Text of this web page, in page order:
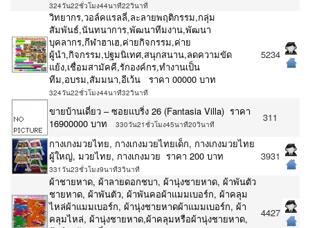
324วัน22ชั่วโมง44นาที22วินาที
วิทยากร,วอล์คแรลลี่,ละลายพฤติกรรม,กลุ่ม
สัมพันธ์,นันทนาการ,พัฒนาทีมงาน,พัฒนา
บุคลากร,กีฬาฮาเฮ,ค่ายกิจกรรม,ค่าย
ผู้นำ,กิจกรรม,ปฐมนิเทศ,สนุกสนาน,ลดความขัด
แย้ง,เชื่อมสามัคคี,รักองค์กร,ทำงานเป็น
ทีม,อบรม,สัมมนา,อีเว้น ราคา 00000 บาท
324วัน22ชั่วโมง44นาที32วินาที
5234
ขายบ้านเดี่ยว – ซอยแบริ่ง 26 (Fantasia Villa) ราคา
16900000 บาท
330วัน21ชั่วโมง45นาที20วินาที
311
กางเกงมวยไทย, กางเกงมวยไทยเด็ก, กางเกงมวยไทย
ผู้ใหญ่, มวยไทย, กางเกงมวย ราคา 200 บาท
331วัน23ชั่วโมง9นาที3วินาที
3931
ผ้าชายหาด, ผ้าลายดอกชบา, ผ้านุ่งชายหาด, ผ้าพันตัว
ชายหาด, ผ้าพันตัว, ผ้าพันคอผ้าแมมเบอร์ก, ผ้าคลุม
ไหล่ผ้าแมมเบอร์ก, ผ้านุ่งชายหาดผ้าแมมเบอร์ก, ผ้า
คลุมไหล่, ผ้านุ่งชายหาด,ผ้าคลุมหรือผ้านุ่งชายหาด,
4427